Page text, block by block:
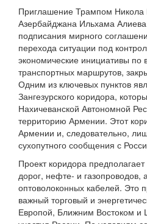
Приглашение Трампом
Азербайджана Ильхама
подписания мирного
перехода ситуации под
экономические инициативы по
транспортных маршрутов,
Одним из ключевых пунктов
Зангезурского коридора,
Нахичеванской Автономной
территорию Армении. Этот
Армении и, следовательно,
сухопутного сообщения с
Проект коридора
дорог, нефте- и газопроводов,
оптоволоконных кабелей. Это
важный торговый и
Европой, Ближним Востоком и